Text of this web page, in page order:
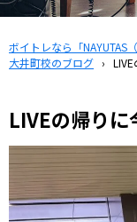
ボイトレなら「NAYUTAS
大井町校のブログ ›
LIVEの帰りに